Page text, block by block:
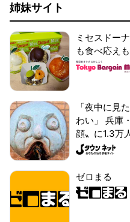
姉妹サイト
ミセスドー
も食べ応え
「夜中に見
わい」 兵庫
顔〟に1.3万
ゼロまる